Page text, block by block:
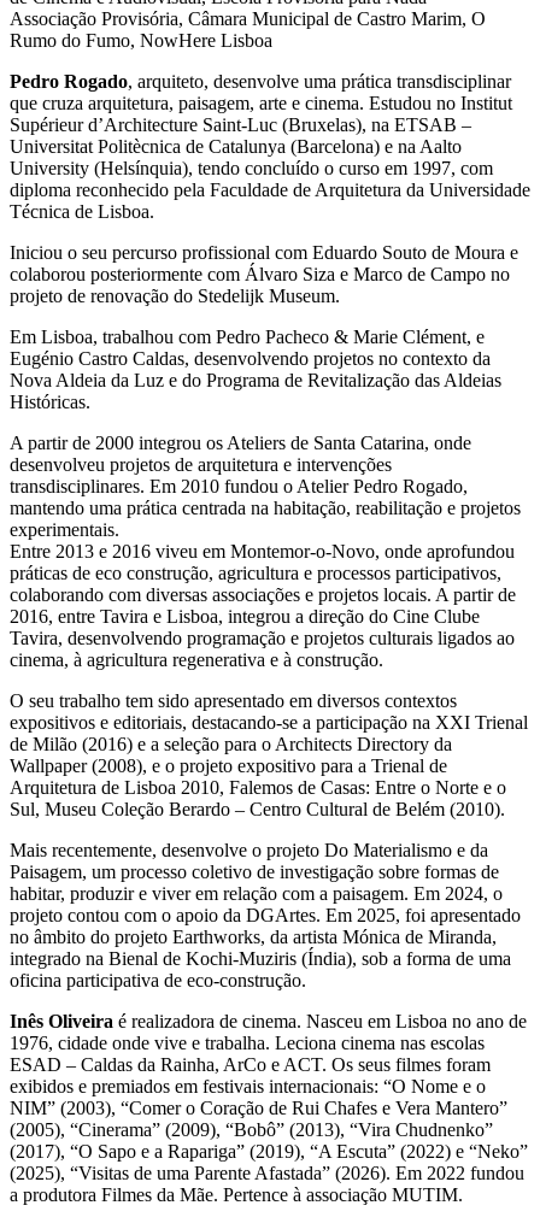
Associação Provisória, Câmara Municipal de Castro Marim, O
Rumo do Fumo, NowHere Lisboa
Pedro Rogado, arquiteto, desenvolve uma prática transdisciplinar
que cruza arquitetura, paisagem, arte e cinema. Estudou no Institut
Supérieur d’Architecture Saint-Luc (Bruxelas), na ETSAB –
Universitat Politècnica de Catalunya (Barcelona) e na Aalto
University (Helsínquia), tendo concluído o curso em 1997, com
diploma reconhecido pela Faculdade de Arquitetura da Universidade
Técnica de Lisboa.
Iniciou o seu percurso profissional com Eduardo Souto de Moura e
colaborou posteriormente com Álvaro Siza e Marco de Campo no
projeto de renovação do Stedelijk Museum.
Em Lisboa, trabalhou com Pedro Pacheco & Marie Clément, e
Eugénio Castro Caldas, desenvolvendo projetos no contexto da
Nova Aldeia da Luz e do Programa de Revitalização das Aldeias
Históricas.
A partir de 2000 integrou os Ateliers de Santa Catarina, onde
desenvolveu projetos de arquitetura e intervenções
transdisciplinares. Em 2010 fundou o Atelier Pedro Rogado,
mantendo uma prática centrada na habitação, reabilitação e projetos
experimentais.
Entre 2013 e 2016 viveu em Montemor-o-Novo, onde aprofundou
práticas de eco construção, agricultura e processos participativos,
colaborando com diversas associações e projetos locais. A partir de
2016, entre Tavira e Lisboa, integrou a direção do Cine Clube
Tavira, desenvolvendo programação e projetos culturais ligados ao
cinema, à agricultura regenerativa e à construção.
O seu trabalho tem sido apresentado em diversos contextos
expositivos e editoriais, destacando-se a participação na XXI Trienal
de Milão (2016) e a seleção para o Architects Directory da
Wallpaper (2008), e o projeto expositivo para a Trienal de
Arquitetura de Lisboa 2010, Falemos de Casas: Entre o Norte e o
Sul, Museu Coleção Berardo – Centro Cultural de Belém (2010).
Mais recentemente, desenvolve o projeto Do Materialismo e da
Paisagem, um processo coletivo de investigação sobre formas de
habitar, produzir e viver em relação com a paisagem. Em 2024, o
projeto contou com o apoio da DGArtes. Em 2025, foi apresentado
no âmbito do projeto Earthworks, da artista Mónica de Miranda,
integrado na Bienal de Kochi-Muziris (Índia), sob a forma de uma
oficina participativa de eco-construção.
Inês Oliveira é realizadora de cinema. Nasceu em Lisboa no ano de
1976, cidade onde vive e trabalha. Leciona cinema nas escolas
ESAD – Caldas da Rainha, ArCo e ACT. Os seus filmes foram
exibidos e premiados em festivais internacionais: “O Nome e o
NIM” (2003), “Comer o Coração de Rui Chafes e Vera Mantero”
(2005), “Cinerama” (2009), “Bobô” (2013), “Vira Chudnenko”
(2017), “O Sapo e a Rapariga” (2019), “A Escuta” (2022) e “Neko”
(2025), “Visitas de uma Parente Afastada” (2026). Em 2022 fundou
a produtora Filmes da Mãe. Pertence à associação MUTIM.